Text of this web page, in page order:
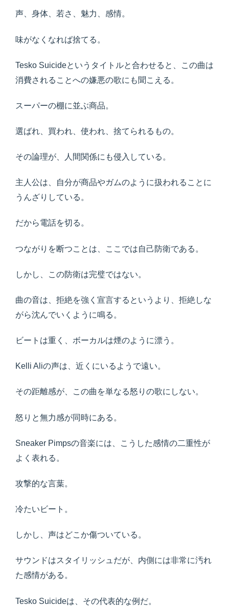
声、身体、若さ、魅力、感情。
味がなくなれば捨てる。
Tesko Suicideというタイトルと合わせると、この曲は
消費されることへの嫌悪の歌にも聞こえる。
スーパーの棚に並ぶ商品。
選ばれ、買われ、使われ、捨てられるもの。
その論理が、人間関係にも侵入している。
主人公は、自分が商品やガムのように扱われることに
うんざりしている。
だから電話を切る。
つながりを断つことは、ここでは自己防衛である。
しかし、この防衛は完璧ではない。
曲の音は、拒絶を強く宣言するというより、拒絶しな
がら沈んでいくように鳴る。
ビートは重く、ボーカルは煙のように漂う。
Kelli Aliの声は、近くにいるようで遠い。
その距離感が、この曲を単なる怒りの歌にしない。
怒りと無力感が同時にある。
Sneaker Pimpsの音楽には、こうした感情の二重性が
よく表れる。
攻撃的な言葉。
冷たいビート。
しかし、声はどこか傷ついている。
サウンドはスタイリッシュだが、内側には非常に汚れ
た感情がある。
Tesko Suicideは、その代表的な例だ。